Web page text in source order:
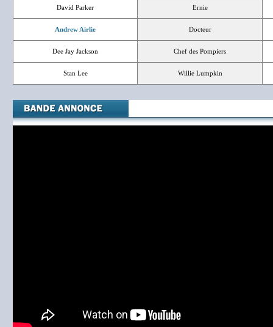
David Parker Ernie
Andrew Airlie Docteur
Dee Jay Jackson Chef des Pompiers
Stan Lee Willie Lumpkin